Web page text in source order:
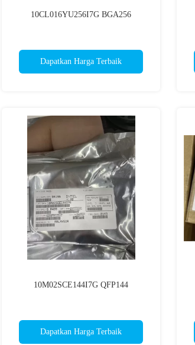
10CL016YU256I7G BGA256
Dapatkan Harga Terbaik
10M02SCE144I7G QFP144
Dapatkan Harga Terbaik